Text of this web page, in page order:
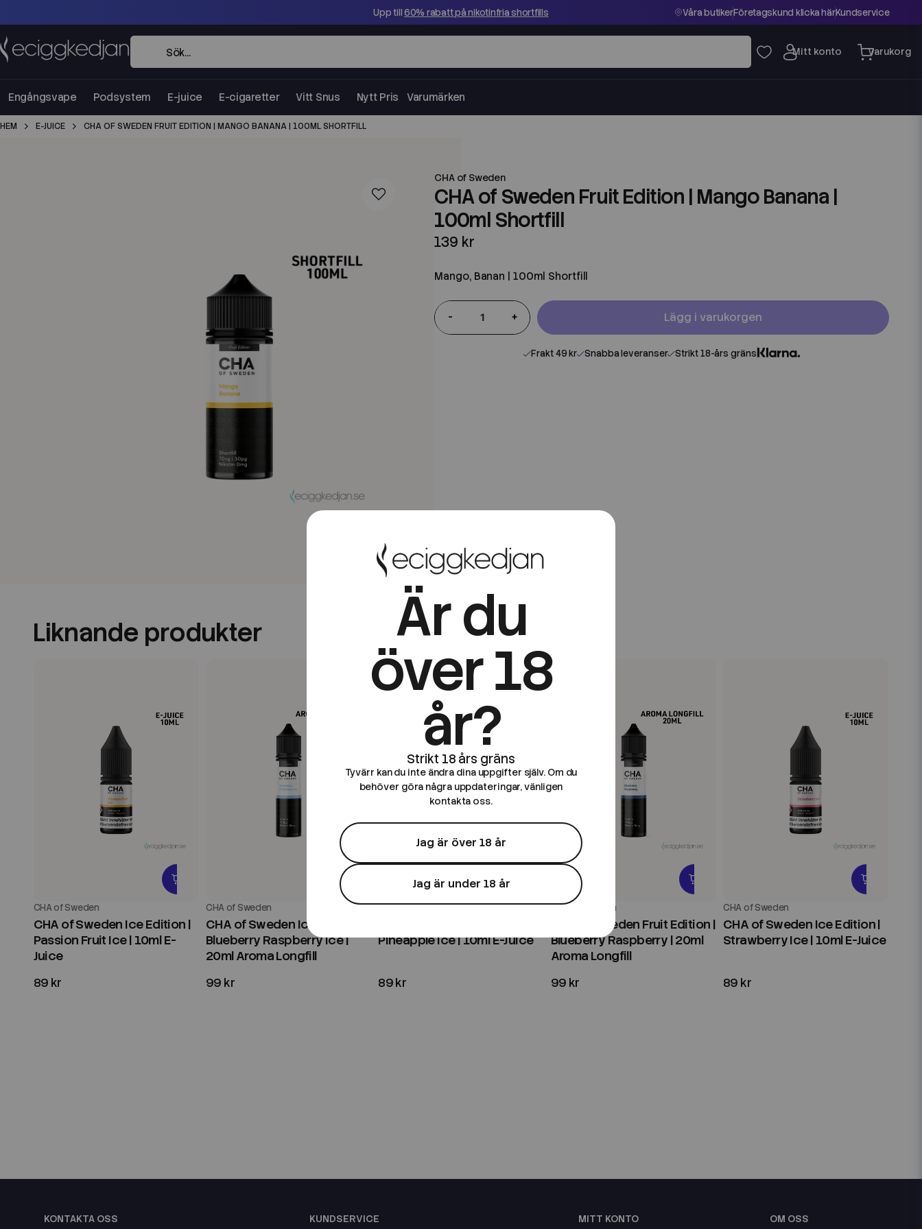
Upp till60% rabatt på nikotinfria shortfills Våra butikerFöretagskund klicka härKundservice
Engångsvape Podsystem E-juice E-cigaretter Vitt Snus Nytt Pris Varumärken
HEM E-JUICE CHA OF SWEDEN FRUIT EDITION | MANGO BANANA | 100ML SHORTFILL
CHA of Sweden
CHA of Sweden Fruit Edition | Mango Banana |
100ml Shortfill
139 kr
Mango, Banan | 100ml Shortfill
- + Lägg i varukorgen
Frakt 49 kr Snabba leveranser Strikt 18-års gräns
Liknande produkter
CHA of Sweden
CHA of Sweden Ice Edition |
Passion Fruit Ice | 10ml E-
Juice
89 kr
CHA of Sweden
CHA of Sweden Ice Edition |
Blueberry Raspberry Ice |
20ml Aroma Longfill
99 kr
CHA of Sweden
Pineapple Ice | 10ml E-Juice
89 kr
CHA of Sweden
CHA of Sweden Fruit Edition |
Blueberry Raspberry | 20ml
Aroma Longfill
99 kr
CHA of Sweden
CHA of Sweden Ice Edition |
Strawberry Ice | 10ml E-Juice
89 kr
Är du
över 18
år?
Tyvärr kan du inte ändra dina uppgifter själv. Om du
behöver göra några uppdateringar, vänligen
kontakta oss.
Jag är över 18 år
Jag är under 18 år
KONTAKTA OSS KUNDSERVICE MITT KONTO OM OSS